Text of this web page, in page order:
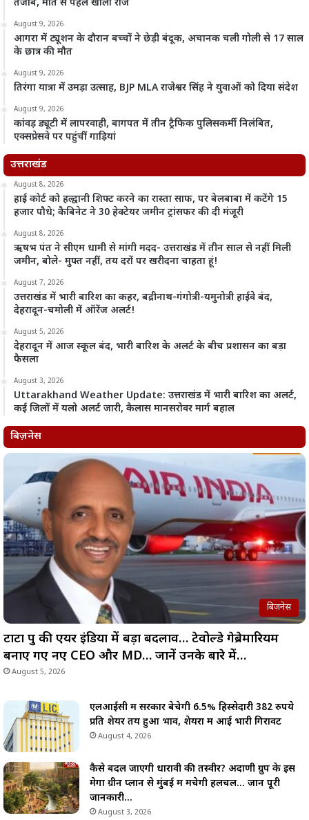
तेजाब, मौत से पहले खोला राज
August 9, 2026
आगरा में ट्यूशन के दौरान बच्चों ने छेड़ी बंदूक, अचानक चली गोली से 17 साल
के छात्र की मौत
August 9, 2026
तिरंगा यात्रा में उमड़ा उत्साह, BJP MLA राजेश्वर सिंह ने युवाओं को दिया संदेश
August 9, 2026
कांवड़ ड्यूटी में लापरवाही, बागपत में तीन ट्रैफिक पुलिसकर्मी निलंबित,
एक्सप्रेसवे पर पहुंचीं गाड़ियां
उत्तराखंड
August 8, 2026
हाई कोर्ट को हल्द्वानी शिफ्ट करने का रास्ता साफ, पर बेलबाबा में कटेंगे 15
हजार पौधे; कैबिनेट ने 30 हेक्टेयर जमीन ट्रांसफर की दी मंजूरी
August 8, 2026
ऋषभ पंत ने सीएम धामी से मांगी मदद- उत्तराखंड में तीन साल से नहीं मिली
जमीन, बोले- मुफ्त नहीं, तय दरों पर खरीदना चाहता हूं!
August 7, 2026
उत्तराखंड में भारी बारिश का कहर, बद्रीनाथ-गंगोत्री-यमुनोत्री हाईवे बंद,
देहरादून-चमोली में ऑरेंज अलर्ट!
August 5, 2026
देहरादून में आज स्कूल बंद, भारी बारिश के अलर्ट के बीच प्रशासन का बड़ा
फैसला
August 3, 2026
Uttarakhand Weather Update: उत्तराखंड में भारी बारिश का अलर्ट,
कई जिलों में यलो अलर्ट जारी, कैलास मानसरोवर मार्ग बहाल
बिज़नेस
बिज़नेस
टाटा ग्रुप की एयर इंडिया में बड़ा बदलाव… टेवोल्डे गेब्रेमारियम
बनाए गए नए CEO और MD… जानें उनके बारे में…
August 5, 2026
एलआईसी में सरकार बेचेगी 6.5% हिस्सेदारी 382 रुपये
प्रति शेयर तय हुआ भाव, शेयरों में आई भारी गिरावट
August 4, 2026
कैसे बदल जाएगी धारावी की तस्वीर? अदाणी ग्रुप के इस
मेगा ग्रीन प्लान से मुंबई में मचेगी हलचल… जानें पूरी
जानकारी…
August 3, 2026